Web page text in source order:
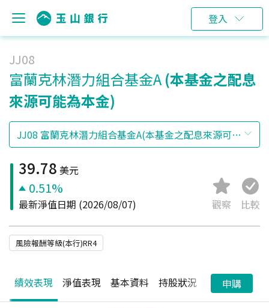
登入
JJ08
富蘭克林潛力組合基金A (本基金之配息
來源可能為本金)
39.78 美元
0.51%
最新淨值日期 (2026/08/07) 觀察 比較
風險報酬等級(本行)RR4
績效表現 淨值表現 基本資料 持股狀況 配息狀況
申購